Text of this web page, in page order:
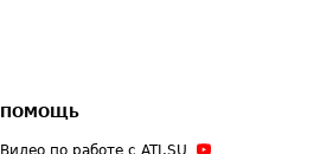
ПОМОЩЬ
Видео по работе с ATI.SU